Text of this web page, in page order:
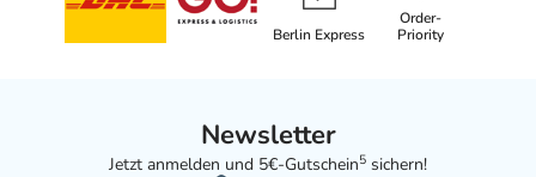
Berlin Express
Order-
Priority
Newsletter
Jetzt anmelden und 5€-Gutschein5 sichern!